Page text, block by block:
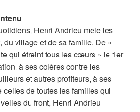
Henri Andrieu mêle les
du village et de sa famille. De «
qui étreint tous les cœurs » le 1er
à ses colères contre les
et autres profiteurs, à ses
celles de toutes les familles qui
du front, Henri Andrieu